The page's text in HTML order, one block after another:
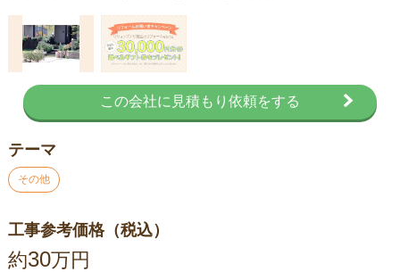
この会社に見積もり依頼をする
テーマ
その他
工事参考価格（税込）
約30万円